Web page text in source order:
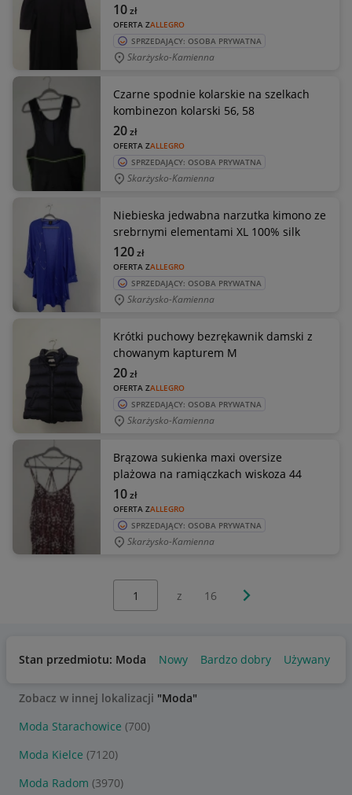
OFERTA ZALLEGRO
10zł
SPRZEDAJĄCY: OSOBA PRYWATNA
Skarżysko-Kamienna
Czarne spodnie kolarskie na szelkach
kombinezon kolarski 56, 58
OFERTA ZALLEGRO
20zł
SPRZEDAJĄCY: OSOBA PRYWATNA
Skarżysko-Kamienna
Niebieska jedwabna narzutka kimono ze
srebrnymi elementami XL 100% silk
OFERTA ZALLEGRO
120zł
SPRZEDAJĄCY: OSOBA PRYWATNA
Skarżysko-Kamienna
Krótki puchowy bezrękawnik damski z
chowanym kapturem M
OFERTA ZALLEGRO
20zł
SPRZEDAJĄCY: OSOBA PRYWATNA
Skarżysko-Kamienna
Brązowa sukienka maxi oversize
plażowa na ramiączkach wiskoza 44
OFERTA ZALLEGRO
10zł
SPRZEDAJĄCY: OSOBA PRYWATNA
Skarżysko-Kamienna
z 16 Następna strona
Stan przedmiotu: Moda Nowy Bardzo dobry Używany
Zobacz w innej lokalizacji "Moda"
Moda Starachowice (700)
Moda Kielce (7120)
Moda Radom (3970)